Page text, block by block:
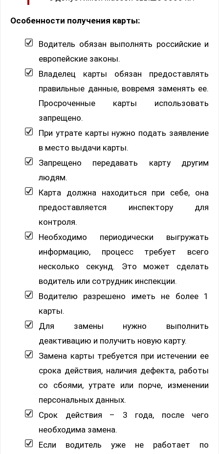
Особенности получения карты:
Водитель обязан выполнять российские и
европейские законы.
Владелец карты обязан предоставлять
правильные данные, вовремя заменять ее.
Просроченные карты использовать
запрещено.
При утрате карты нужно подать заявление
в место выдачи карты.
Запрещено передавать карту другим
людям.
Карта должна находиться при себе, она
предоставляется инспектору для
контроля.
Необходимо периодически выгружать
информацию, процесс требует всего
несколько секунд. Это может сделать
водитель или сотрудник инспекции.
Водителю разрешено иметь не более 1
карты.
Для замены нужно выполнить
деактивацию и получить новую карту.
Замена карты требуется при истечении ее
срока действия, наличия дефекта, работы
со сбоями, утрате или порче, изменении
персональных данных.
Срок действия – 3 года, после чего
необходима замена.
Если водитель уже не работает по